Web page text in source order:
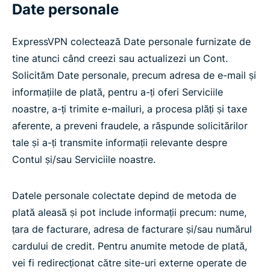
Date personale
ExpressVPN colectează Date personale furnizate de
tine atunci când creezi sau actualizezi un Cont.
Solicităm Date personale, precum adresa de e-mail și
informațiile de plată, pentru a-ți oferi Serviciile
noastre, a-ți trimite e-mailuri, a procesa plăți și taxe
aferente, a preveni fraudele, a răspunde solicitărilor
tale și a-ți transmite informații relevante despre
Contul și/sau Serviciile noastre.
Datele personale colectate depind de metoda de
plată aleasă și pot include informații precum: nume,
țara de facturare, adresa de facturare și/sau numărul
cardului de credit. Pentru anumite metode de plată,
vei fi redirecționat către site-uri externe operate de